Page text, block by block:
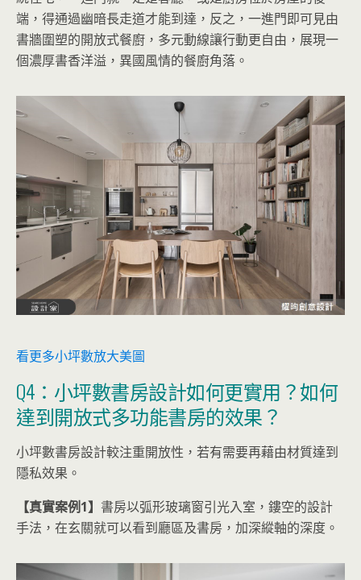
端，得通過幽暗長走道才能到達，反之，一進門即可見由
書牆圍塑的開放式餐廚，多元動線讓行動更自由，展現一
個濃厚書香洋溢，異國風情的餐廚角落。
看更多小坪數放大美圖
Q4：小坪數書房設計如何更實用？如何
達到開放式多功能書房的效果？
小坪數書房設計較注重開放性，若有需要再藉由材質達到
隱私效果。
【真實案例1】 書房以弧形玻璃窗引光入室，鏤空的設計
手法，在玄關就可以看到廳區及書房，加深縱軸的深度。